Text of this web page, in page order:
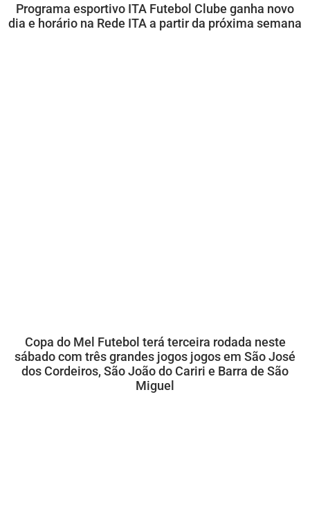
Programa esportivo ITA Futebol Clube ganha novo
dia e horário na Rede ITA a partir da próxima semana
Copa do Mel Futebol terá terceira rodada neste
sábado com três grandes jogos jogos em São José
dos Cordeiros, São João do Cariri e Barra de São
Miguel